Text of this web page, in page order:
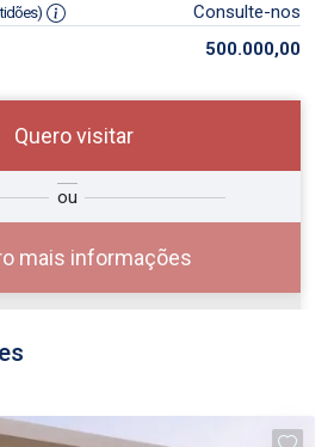
Consulte-nos
500.000,00
Quero visitar
ou
mais informações
dia e horário para
você?
07